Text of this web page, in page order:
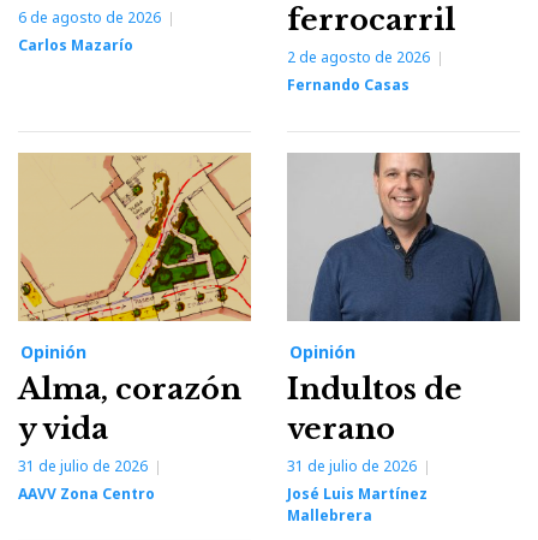
6 de agosto de 2026
Carlos Mazarío
ferrocarril
2 de agosto de 2026
Fernando Casas
Opinión
Alma, corazón
y vida
31 de julio de 2026
AAVV Zona Centro
Opinión
Indultos de
verano
31 de julio de 2026
José Luis Martínez
Mallebrera